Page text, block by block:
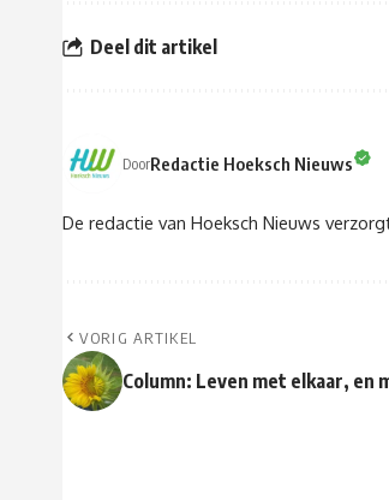
Deel dit artikel
DoorRedactie Hoeksch Nieuws
De redactie van Hoeksch Nieuws
VORIG ARTIKEL
Column: Leven met elkaar, en